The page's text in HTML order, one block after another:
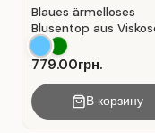
Blaues ärmelloses
Blusentop aus
mit V-Ausschnitt .
779.00грн.
В корзину